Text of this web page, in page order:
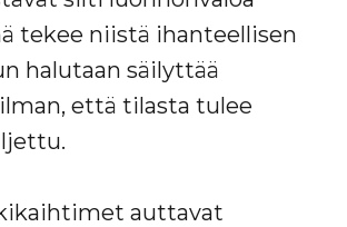
tekee niistä ihanteellisen
halutaan säilyttää
että tilasta tulee
auttavat